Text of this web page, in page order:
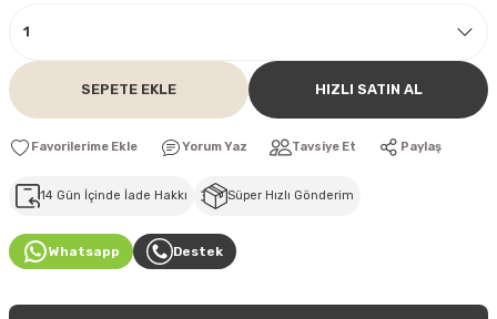
SEPETE EKLE HIZLI SATIN AL
Yorum Yaz Tavsiye Et Paylaş
14 Gün İçinde İade Hakkı Süper Hızlı Gönderim
Whatsapp Destek